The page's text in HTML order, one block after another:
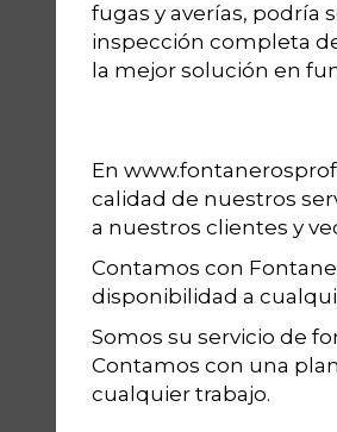
fugas y averías, podría
inspección completa
la mejor solución en
En
calidad de nuestros
a nuestros clientes y
Contamos con
disponibilidad a
Somos su servicio de
Contamos con una
cualquier trabajo.